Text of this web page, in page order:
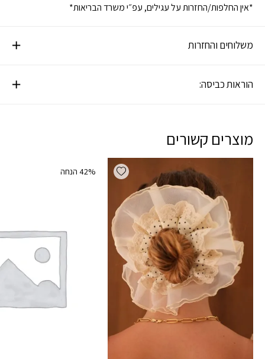
*אין החלפות/החזרות על עגילים, עפ״י משרד הבריאות*
משלוחים והחזרות
הוראות כביסה:
מוצרים קשורים
Add wishlist
‫42% הנחה